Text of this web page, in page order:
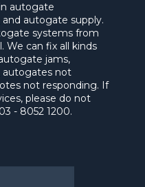
autogate
autogate supply.
systems from
We can fix all kinds
jams,
autogates not
not responding. If
please do not
- 8052 1200.